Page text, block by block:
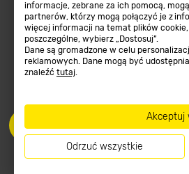
informacje, zebrane za ich pomocą,
partnerów, którzy mogą połączyć je z
więcej informacji na temat plików
poszczególne, wybierz „Dostosuj”.
Dane są gromadzone w celu
reklamowych. Dane mogą być
znaleźć tutaj.
Akceptuj
Odrzuć wszystkie
Elektronarzędzia
Płytki
Panele podłogowe
Płyty OSB/HDF